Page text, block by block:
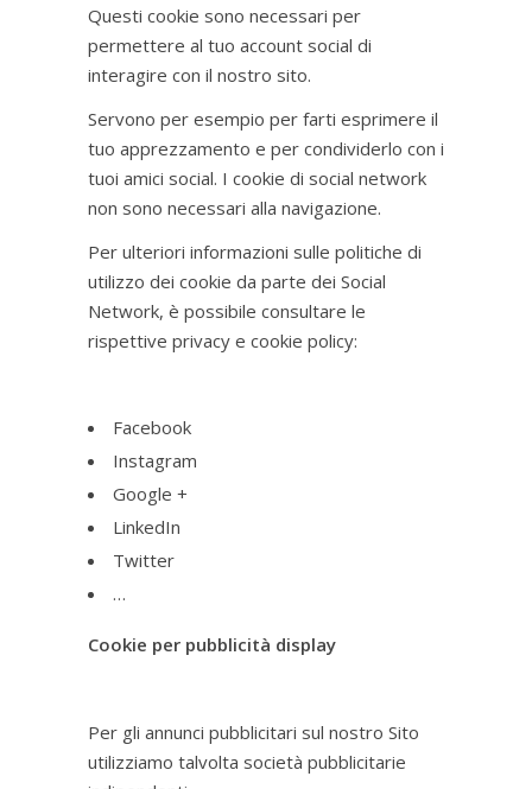
Questi cookie sono necessari per
permettere al tuo account social di
interagire con il nostro sito.
Servono per esempio per farti esprimere il
tuo apprezzamento e per condividerlo con i
tuoi amici social. I cookie di social network
non sono necessari alla navigazione.
Per ulteriori informazioni sulle politiche di
utilizzo dei cookie da parte dei Social
Network, è possibile consultare le
rispettive privacy e cookie policy:
Facebook
Instagram
Google +
LinkedIn
Twitter
…
Cookie per pubblicità display
Per gli annunci pubblicitari sul nostro Sito
utilizziamo talvolta società pubblicitarie